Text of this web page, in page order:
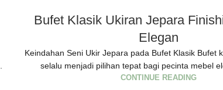
Bufet Klasik Ukiran Jepara
Elegan
Keindahan Seni Ukir Jepara pada Bufet Klasik Bufet
selalu menjadi pilihan tepat bagi pecinta mebel
CONTINUE READING